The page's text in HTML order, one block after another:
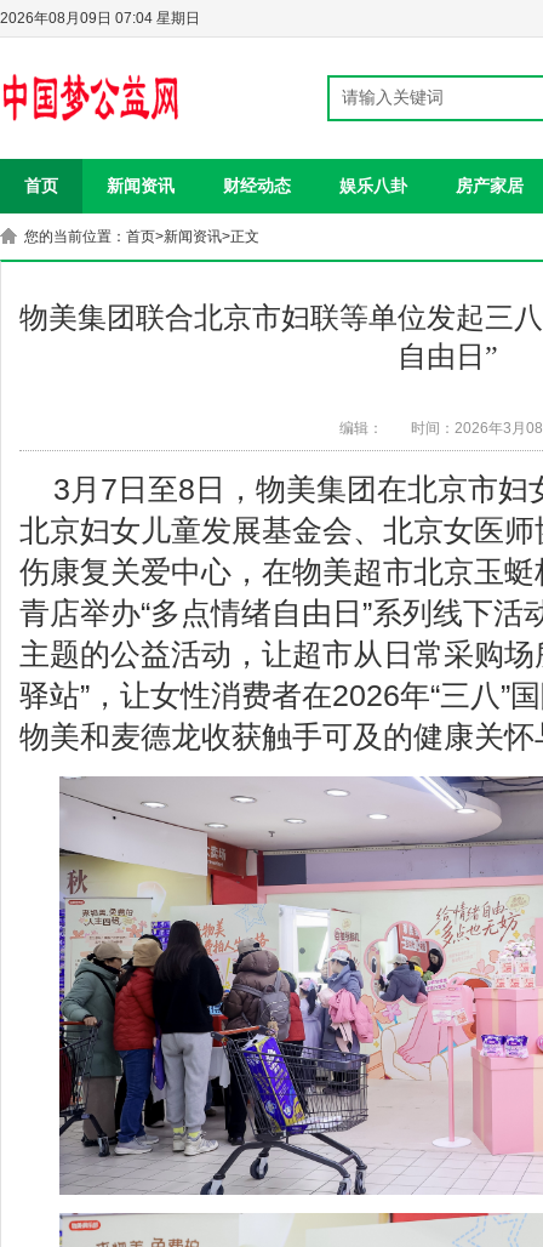
2026年08月09日 07:04 星期日
首页 新闻资讯 财经动态 娱乐八卦 房产家居
您的当前位置： 首页>新闻资讯>正文
物美集团联合北京市妇联等单位发起三
自由日”
编辑： 时间：2026年3月
3月7日至8日，物美集团在北京市妇
北京妇女儿童发展基金会、北京女医
伤康复关爱中心，在物美超市北京玉
青店举办“多点情绪自由日”系列线下活
主题的公益活动，让超市从日常采购
驿站”，让女性消费者在2026年“三八”
物美和麦德龙收获触手可及的健康关